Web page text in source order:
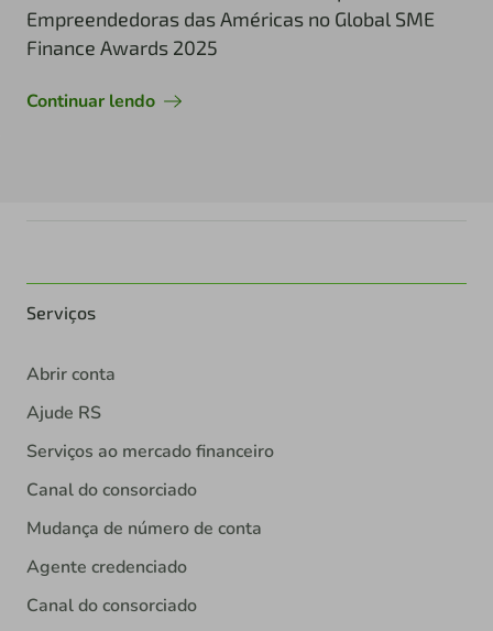
Empreendedoras das Américas no Global SME
Finance Awards 2025
Continuar lendo
Serviços
Abrir conta
Ajude RS
Serviços ao mercado financeiro
Canal do consorciado
Mudança de número de conta
Agente credenciado
Canal do consorciado